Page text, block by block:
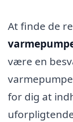
At finde de
være en
for dig at